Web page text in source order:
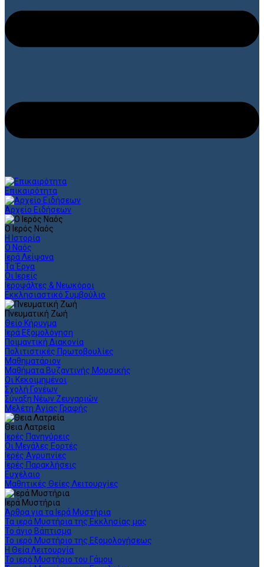
Επικαιρότητα
Αρχείο Ειδήσεων
Ο Ιερός Ναός
Η Ιστορία
Ο Ναός
Ιερά Λείψανα
Τα Έργα
Οι Ιερείς
Ιεροψάλτες & Νεωκόροι
Εκκλησιαστικό Συμβούλιο
Πνευματική Ζωή
Θείο Κήρυγμα
Ιερά Εξομολόγηση
Ποιμαντική Διακονία
Πολιτιστικές Πρωτοβουλίες
Μαθηματάριον
Μαθήματα Βυζαντινής Μουσικής
Οι Κεκοιμημένοι
Σχολή Γονέων
Σύναξη Νέων Ζευγαριών
Μελέτη Αγίας Γραφής
Θεια Λατρεία
Ιερές Πανηγύρεις
Οι Μεγάλες Εορτές
Ιερές Αγρυπνίες
Ιερές Παρακλήσεις
Ευχέλαιο
Μαθητικές Θείες Λειτουργίες
Ιερά Μυστήρια
Άρθρα για τα Ιερά Μυστήρια
Τα ιερά Μυστήρια της Εκκλησίας μας
Το άγιο Βάπτισμα
Το ιερό Μυστήριο της Εξομολογήσεως
Η Θεία Λειτουργία
Το ιερό Μυστήριο του Γάμου